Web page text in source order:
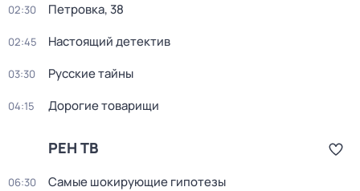
02:30 Петровка, 38
02:45 Настоящий детектив
03:30 Русские тайны
04:15 Дорогие товарищи
РЕН ТВ
06:30 Самые шoкиpующие гипотезы